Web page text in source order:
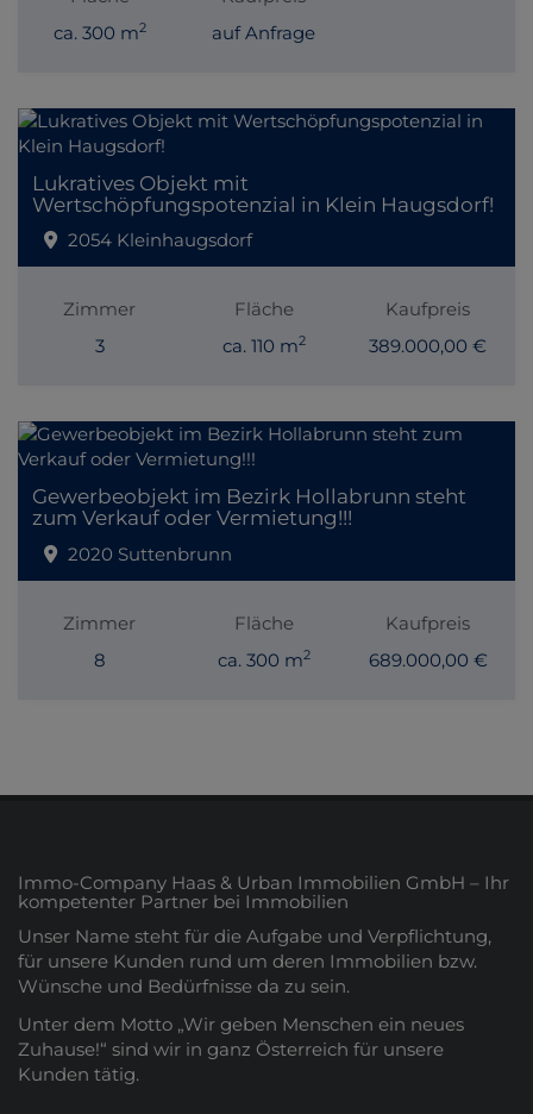
ca. 300 m2
auf Anfrage
Lukratives Objekt mit
Wertschöpfungspotenzial in Klein Haugsdorf!
2054 Kleinhaugsdorf
Zimmer
3
Fläche
ca. 110 m2
Kaufpreis
389.000,00 €
Gewerbeobjekt im Bezirk Hollabrunn steht
zum Verkauf oder Vermietung!!!
2020 Suttenbrunn
Zimmer
8
Fläche
ca. 300 m2
Kaufpreis
689.000,00 €
Immo-Company Haas & Urban Immobilien GmbH – Ihr
kompetenter Partner bei Immobilien
Unser Name steht für die Aufgabe und Verpflichtung,
für unsere Kunden rund um deren Immobilien bzw.
Wünsche und Bedürfnisse da zu sein.
Unter dem Motto „Wir geben Menschen ein neues
Zuhause!“ sind wir in ganz Österreich für unsere
Kunden tätig.